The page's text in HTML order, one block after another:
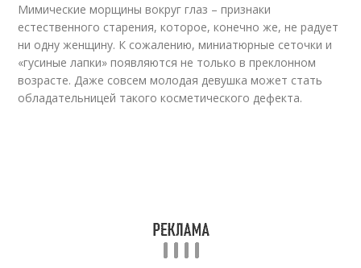
Мимические морщины вокруг глаз – признаки
естественного старения, которое, конечно же, не радует
ни одну женщину. К сожалению, миниатюрные сеточки и
«гусиные лапки» появляются не только в преклонном
возрасте. Даже совсем молодая девушка может стать
обладательницей такого косметического дефекта.